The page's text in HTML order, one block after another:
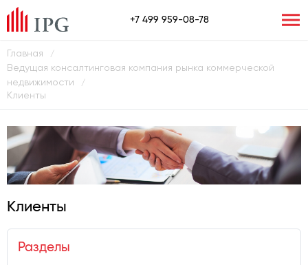
+7 499 959-08-78
Главная /
Ведущая консалтинговая компания рынка коммерческой
недвижимости
/
Клиенты
Клиенты
Разделы